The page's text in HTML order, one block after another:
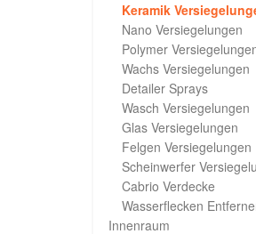
Keramik
Nano Versiegelungen
Polymer
Wachs Versiegelungen
Detailer Sprays
Wasch Versiegelungen
Glas Versiegelungen
Felgen Versiegelungen
Scheinwerfer
Cabrio Verdecke
Wasserflecken
Innenraum